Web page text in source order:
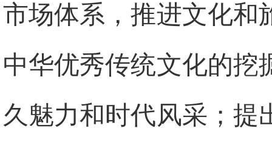
市场体系，推进文化和
中华优秀传统文化的挖
久魅力和时代风采；提